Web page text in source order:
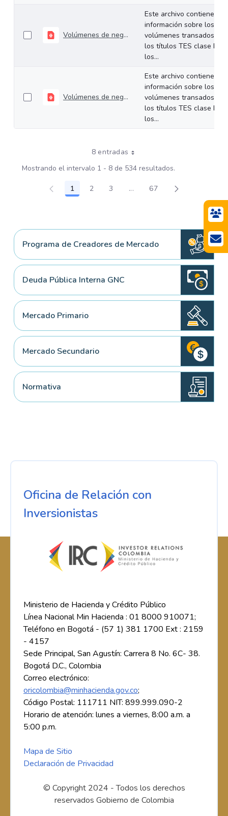
Volúmenes de negociación del 16 al 19 de junio de 2026
Este archivo contiene
información sobre los
volúmenes transados de
los títulos TES clase B en
los...
Volúmenes de negociación del 09 al 12 de junio de 2026
Este archivo contiene
información sobre los
volúmenes transados de
los títulos TES clase B en
los...
8 entradas
Mostrando el intervalo 1 - 8 de 534 resultados.
Página
1 Página
2 Página
3 ...Páginas intermedias Use
Página
67
Programa de Creadores de Mercado
Deuda Pública Interna GNC
Mercado Primario
Mercado Secundario
Normativa
Oficina de Relación con
Inversionistas
Ministerio de Hacienda y Crédito Público
Línea Nacional Min Hacienda : 01 8000 910071;
Teléfono en Bogotá - (57 1) 381 1700 Ext : 2159
- 4157
Sede Principal, San Agustín: Carrera 8 No. 6C- 38.
Bogotá D.C., Colombia
Correo electrónico:
oricolombia@minhacienda.gov.co;
Código Postal: 111711 NIT: 899.999.090-2
Horario de atención: lunes a viernes, 8:00 a.m. a
5:00 p.m.
Mapa de Sitio
Declaración de Privacidad
© Copyright 2024 - Todos los derechos
reservados Gobierno de Colombia